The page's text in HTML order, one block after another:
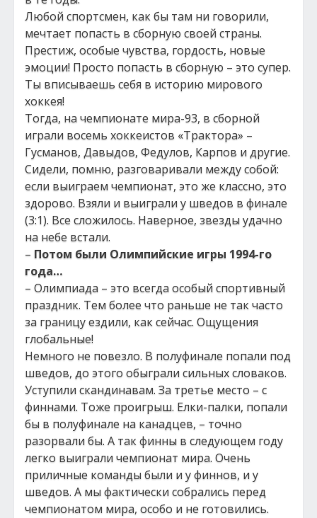
Любой спортсмен, как бы там ни говорили,
мечтает попасть в сборную своей страны.
Престиж, особые чувства, гордость, новые
эмоции! Просто попасть в сборную – это супер.
Ты вписываешь себя в историю мирового
хоккея!
Тогда, на чемпионате мира-93, в сборной
играли восемь хоккеистов «Трактора» –
Гусманов, Давыдов, Федулов, Карпов и другие.
Сидели, помню, разговаривали между собой:
если выиграем чемпионат, это же классно, это
здорово. Взяли и выиграли у шведов в финале
(3:1). Все сложилось. Наверное, звезды удачно
на небе встали.
– Потом были Олимпийские игры 1994-го
года…
– Олимпиада – это всегда особый спортивный
праздник. Тем более что раньше не так часто
за границу ездили, как сейчас. Ощущения
глобальные!
Немного не повезло. В полуфинале попали под
шведов, до этого обыграли сильных словаков.
Уступили скандинавам. За третье место – с
финнами. Тоже проигрыш. Елки-палки, попали
бы в полуфинале на канадцев, – точно
разорвали бы. А так финны в следующем году
легко выиграли чемпионат мира. Очень
приличные команды были и у финнов, и у
шведов. А мы фактически собрались перед
чемпионатом мира, особо и не готовились.